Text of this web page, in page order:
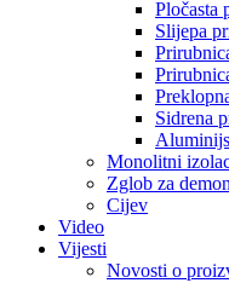
Pločasta
Slijepa
Sidrena
Monolitni
Zglob za
Cijev
Video
Vijesti
Novosti o